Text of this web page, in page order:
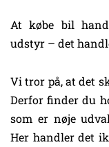
At købe bil
udstyr – det
Vi tror på, at det
Derfor finder du
som er nøje
Her handler det